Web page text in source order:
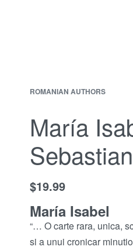
ROMANIAN AUTHORS
María
$19.99
María Isabel
“… O carte rara, unica,
si a unui cronicar